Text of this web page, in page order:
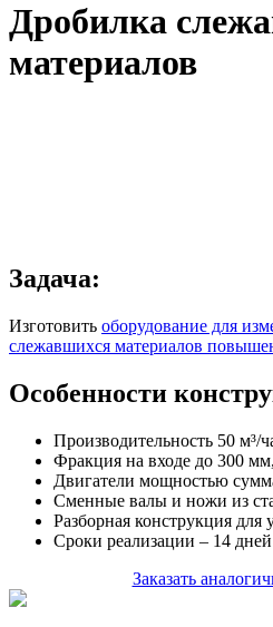
Дробилка
материалов
Задача:
Изготовить оборудование для
слежавшихся материалов
Особенности
Производительность 50 м³/
Фракция на входе до 300
Двигатели мощностью
Сменные валы и ножи из
Разборная конструкция для
Сроки реализации – 14 дней
Заказать